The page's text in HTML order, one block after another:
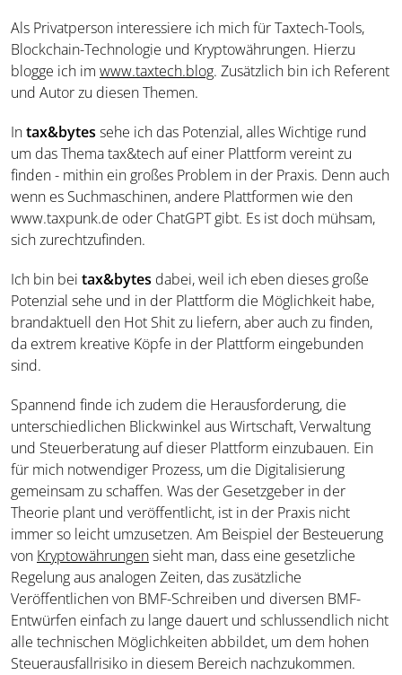
Als Privatperson interessiere ich mich für Taxtech-Tools,
Blockchain-Technologie und Kryptowährungen. Hierzu
blogge ich im www.taxtech.blog. Zusätzlich bin ich Referent
und Autor zu diesen Themen.
Intax&bytes sehe ich das Potenzial, alles Wichtige rund
um das Thema tax&tech auf einer Plattform vereint zu
finden - mithin ein großes Problem in der Praxis. Denn auch
wenn es Suchmaschinen, andere Plattformen wie den
www.taxpunk.de oder ChatGPT gibt. Es ist doch mühsam,
sich zurechtzufinden.
Ich bin bei tax&bytes dabei, weil ich eben dieses große
Potenzial sehe und in der Plattform die Möglichkeit habe,
brandaktuell den Hot Shit zu liefern, aber auch zu finden,
da extrem kreative Köpfe in der Plattform eingebunden
sind.
Spannend finde ich zudem die Herausforderung, die
unterschiedlichen Blickwinkel aus Wirtschaft, Verwaltung
und Steuerberatung auf dieser Plattform einzubauen. Ein
für mich notwendiger Prozess, um die Digitalisierung
gemeinsam zu schaffen. Was der Gesetzgeber in der
Theorie plant und veröffentlicht, ist in der Praxis nicht
immer so leicht umzusetzen. Am Beispiel der Besteuerung
von Kryptowährungensieht man, dass eine gesetzliche
Regelung aus analogen Zeiten, das zusätzliche
Veröffentlichen von BMF-Schreiben und diversen BMF-
Entwürfen einfach zu lange dauert und schlussendlich nicht
alle technischen Möglichkeiten abbildet, um dem hohen
Steuerausfallrisiko in diesem Bereich nachzukommen.